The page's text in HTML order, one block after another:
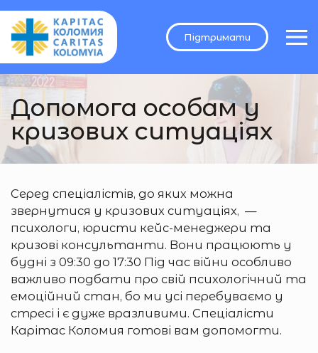
Підтримати
Допомога особам у
кризових ситуаціях
Серед спеціалістів, до яких можна
звернутися у кризових ситуаціях, —
психологи, юристи кейс-менеджери та
кризові консультанти. Вони працюють у
будні з 09:30 до 17:30 Під час війни особливо
важливо подбати про свій психологічний та
емоційний стан, бо ми усі перебуваємо у
стресі і є дуже вразливими. Спеціалісти
Карітас Коломия готові вам допомогти.